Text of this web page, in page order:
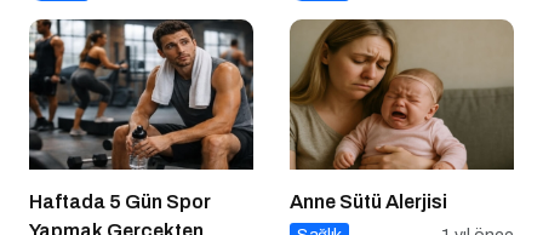
Haftada 5 Gün Spor
Yapmak Gerçekten
Anne Sütü Alerjisi